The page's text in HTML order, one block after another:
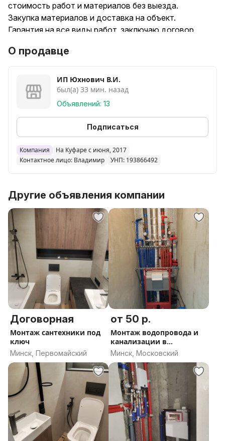
стоимость работ и материалов без выезда.
Закупка материалов и доставка на объект.
Гарантия на все виды работ, заключаю договор.
Монтаж водоснабжения и отопления (трубопровод,
скрытого монтажа).
Установка сантехнического оборудования: ванны,
раковины, унитазы, кухонные мойки, измельчители,
бойлеры и т.д.
Работаю в квартирах, домах, коммерческих
помещениях.
О продавце
ИП Юхнович В.И.
был(а) 33 мин. назад
Объявлений: 13
Подписаться
Компания
На Куфаре с июня, 2017
Контактное лицо: Владимир
УНП: 193866492
Другие объявления компании
Договорная
Монтаж сантехники под
ключ
Минск, Первомайский
от 50 р.
Монтаж водопровода и
канализации в
новостройках
Минск, Московский